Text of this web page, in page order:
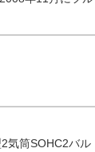
気筒SOHC2バル